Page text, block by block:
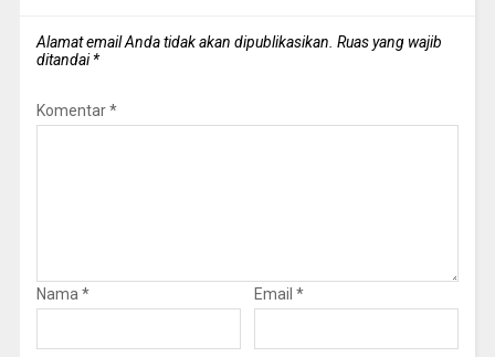
Alamat email Anda tidak akan dipublikasikan. Ruas yang wajib
ditandai*
Komentar*
Nama * Email *